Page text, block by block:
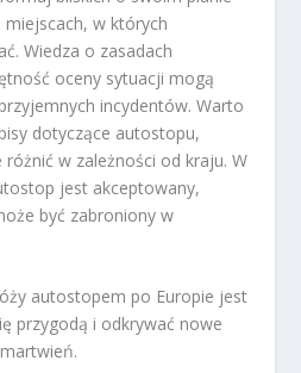
w których
Wiedza o zasadach
oceny sytuacji mogą
incydentów. Warto
dotyczące autostopu,
w zależności od kraju. W
jest akceptowany,
być zabroniony w
autostopem po Europie jest
przygodą i odkrywać nowe